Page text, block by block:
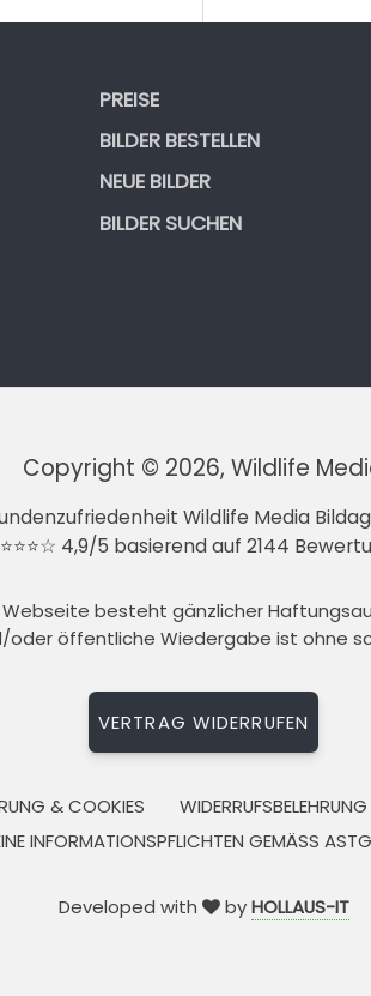
PREISE
BILDER BESTELLEN
NEUE BILDER
BILDER SUCHEN
Copyright © 2026, Wildlife
Wildlife Media
4,9/5 basierend auf 2144
besteht gänzlicher
oder öffentliche Wiedergabe ist ohne
VERTRAG WIDERRUFEN
& COOKIES WIDERRUFSBELEHRUNG
INFORMATIONSPFLICHTEN GEMÄSS
Developed with byHOLLAUS-IT